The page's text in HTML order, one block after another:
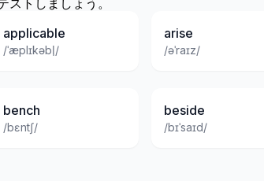
ストしましょう。
applicable
/ˈæplɪkəbl̩/
arise
/əˈraɪz/
bench
/bɛntʃ/
beside
/bɪˈsaɪd/